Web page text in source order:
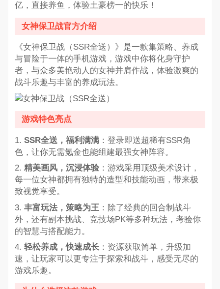
亿，直接养鱼，体验土豪榜一的快乐！
女神保卫战官方介绍
《女神保卫战（SSR全送）》是一款集策略、养成
与冒险于一体的手机游戏，游戏中你将化身守护
者，与众多美艳动人的女神并肩作战，体验激爽的
战斗乐趣与丰富的养成玩法。
游戏特色亮点
1. SSR全送，福利满满：登录即送超稀有SSR角
色，让你无需氪金也能组建最强女神阵容。
2. 精美画风，沉浸体验：游戏采用顶级美术设计，
每一位女神都拥有独特的造型和技能动画，带来极
致视觉享受。
3. 丰富玩法，策略为王 ：除了经典的回合制战斗
外，还有副本挑战、竞技场PK等多种玩法，考验你
的智慧与搭配能力。
4. 轻松养成，快速成长：资源获取简单，升级加
速，让玩家可以更专注于探索和战斗，感受无尽的
游戏乐趣。